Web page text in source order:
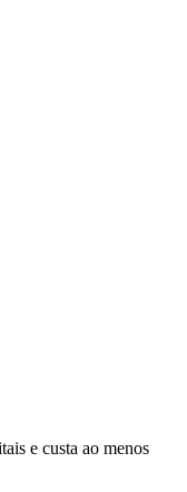
e custa ao menos